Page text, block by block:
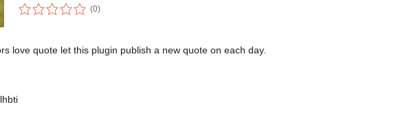
(0αξιολογήσεις
σύνολο
)
love quote let this plugin publish a new quote on each day.